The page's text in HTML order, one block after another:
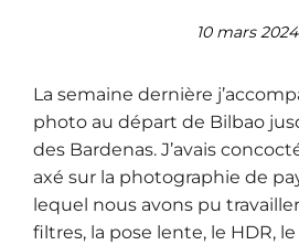
10 mars 2024
La semaine dernière
photo au départ de Bilbao
des Bardenas. J’avais
axé sur la photographie de
lequel nous avons pu
filtres, la pose lente, le HDR,